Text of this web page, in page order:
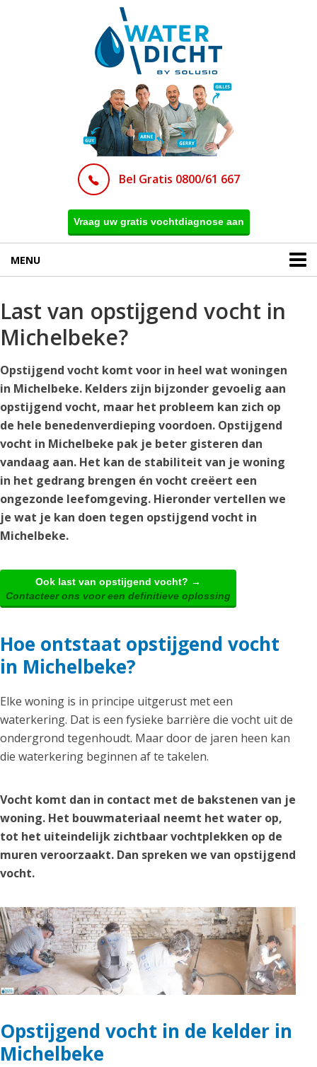
Bel Gratis 0800/61 667
Vraag uw gratis vochtdiagnose aan
MENU
Last van opstijgend vocht in
Michelbeke?
Opstijgend vocht komt voor in heel wat woningen
in Michelbeke. Kelders zijn bijzonder gevoelig aan
opstijgend vocht, maar het probleem kan zich op
de hele benedenverdieping voordoen. Opstijgend
vocht in Michelbeke pak je beter gisteren dan
vandaag aan. Het kan de stabiliteit van je woning
in het gedrang brengen én vocht creëert een
ongezonde leefomgeving. Hieronder vertellen we
je wat je kan doen tegen opstijgend vocht in
Michelbeke.
Ook last van opstijgend vocht? →
Contacteer ons voor een definitieve oplossing
Hoe ontstaat opstijgend vocht
in Michelbeke?
Elke woning is in principe uitgerust met een
waterkering. Dat is een fysieke barrière die vocht uit de
ondergrond tegenhoudt. Maar door de jaren heen kan
die waterkering beginnen af te takelen.
Vocht komt dan in contact met de bakstenen van je
woning. Het bouwmateriaal neemt het water op,
tot het uiteindelijk zichtbaar vochtplekken op de
muren veroorzaakt. Dan spreken we van opstijgend
vocht.
Opstijgend vocht in de kelder in
Michelbeke